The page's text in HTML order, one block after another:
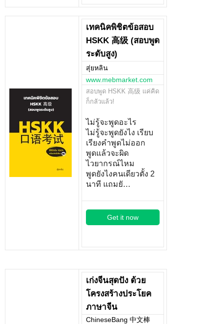
เทคนิคพิชิตข้อสอบ
HSKK 高级 (สอบพูด
ระดับสูง)
สุ่ยหลิน
www.mebmarket.com
สอบพูด HSKK 高级 แค่คิด
ก็กลัวแล้ว!
ไม่รู้จะพูดอะไร
ไม่รู้จะพูดยังไง เรียบ
เรียงคำพูดไม่ออก
พูดแล้วจะผิด
ไวยากรณ์ไหม
พูดยังไงคนเดียวตั้ง 2
นาที แถมยั…
Get it now
เก่งจีนสุดปัง ด้วย
โครงสร้างประโยค
ภาษาจีน
ChineseBang 中文棒